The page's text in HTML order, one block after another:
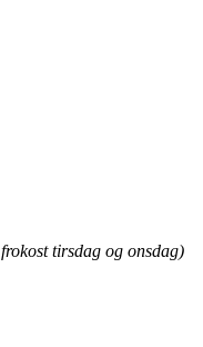
tirsdag og onsdag)